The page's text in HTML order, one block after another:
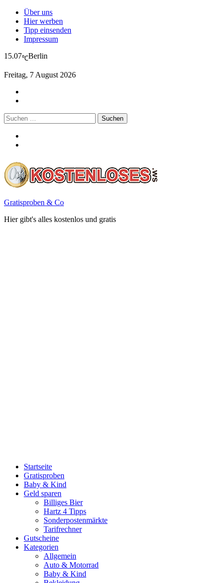
Über uns
Hier werben
Tipp einsenden
Impressum
15.07℃Berlin
Freitag, 7 August 2026
Suchen
nach:
Gratisproben & Co
Hier gibt's alles kostenlos und gratis
Startseite
Gratisproben
Baby & Kind
Geld sparen
Billiges Bier
Hartz 4 Tipps
Sonderpostenmärkte
Tarifrechner
Gutscheine
Kategorien
Allgemein
Auto & Motorrad
Baby & Kind